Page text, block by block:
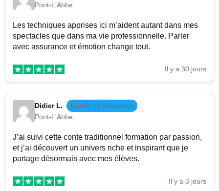
Pont-L'Abbe
Les techniques apprises ici m’aident autant dans mes
spectacles que dans ma vie professionnelle. Parler
avec assurance et émotion change tout.
Il y a 30 jours
Didier L.
Cantin le Voyageur
Pont-L'Abbe
J’ai suivi cette conte traditionnel formation par passion,
et j’ai découvert un univers riche et inspirant que je
partage désormais avec mes élèves.
Il y a 3 jours